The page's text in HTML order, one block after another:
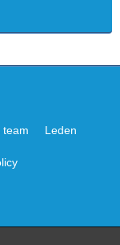
team Leden